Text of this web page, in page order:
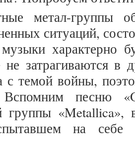
метал-группы
ситуаций,
характерно
затрагиваются в
с темой войны,
Вспомним песню
группы «Metallica»,
на